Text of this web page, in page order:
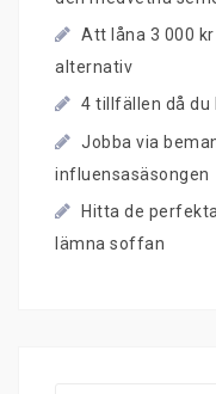
Att låna 3 000
alternativ
4 tillfällen då du
Jobba via
influensasäsongen
Hitta de
lämna soffan